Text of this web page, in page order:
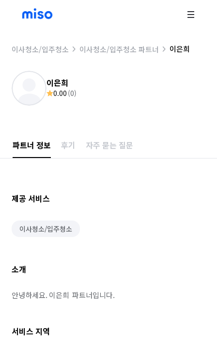
이사청소/입주청소 이사청소/입주청소 파트너 이은희
이은희
0.00 (0)
파트너 정보 후기 자주 묻는 질문
제공 서비스
이사청소/입주청소
소개
안녕하세요. 이은희  파트너입니다.
서비스 지역